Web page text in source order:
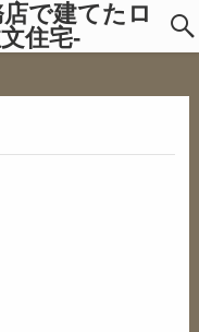
で建てたロ
住宅-